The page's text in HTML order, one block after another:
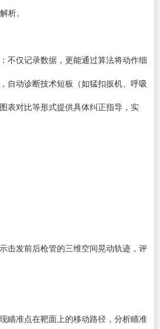
析。
不仅记录数据，更能通过算法将动作细
自动诊断技术短板（如猛扣扳机、呼吸
表对比等形式提供具体纠正指导，实
击发前后枪管的三维空间晃动轨迹，评
瞄准点在靶面上的移动路径，分析瞄准